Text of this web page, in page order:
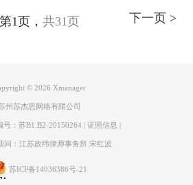
第1页， 共31页 下一页 >
© 2026 Xmanager
州苏杰思网络有限公司
号：苏B1.B2-20150264| 证照信息 |
问：江苏政纬律师事务所 宋红波
苏ICP备14036386号-21